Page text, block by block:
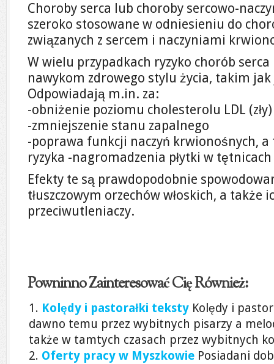
Choroby serca lub choroby sercowo-
szeroko stosowane w odniesieniu do
związanych z sercem i naczyniami
W wielu przypadkach ryzyko chorób
nawykom zdrowego stylu życia, takim jak
Odpowiadają m.in. za:
-obniżenie poziomu cholesterolu LDL (zły)
-zmniejszenie stanu zapalnego
-poprawa funkcji naczyń krwionośnych,
ryzyka -nagromadzenia płytki w tętnicach
Efekty te są prawdopodobnie
tłuszczowym orzechów włoskich, a także
przeciwutleniaczy.
Powninno Zainteresować Cię Również:
Kolędy i pastorałki teksty Kolędy i
dawno temu przez wybitnych pisarzy a
także w tamtych czasach przez wybitnych
Oferty pracy w Myszkowie Posiadani